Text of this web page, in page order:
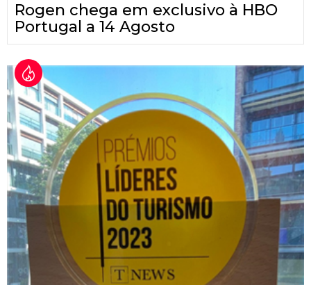
Rogen chega em exclusivo à HBO
Portugal a 14 Agosto